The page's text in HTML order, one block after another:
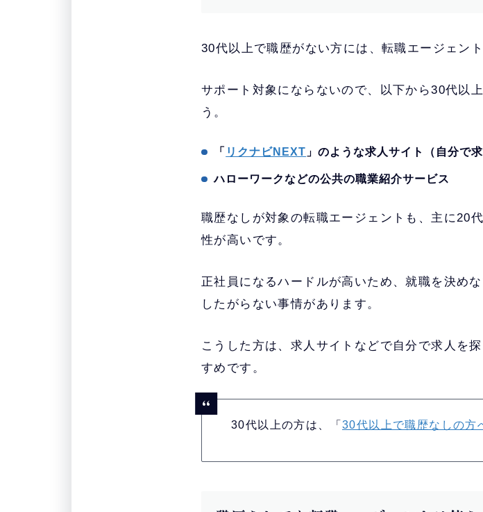
30代以上で職歴がない方には、転職エージェン
サポート対象にならないので、以下から30代以
う。
「 リクナビNEXT 」のような求人サイト（自分で
ハローワークなどの公共の職業紹介サービス
職歴なしが対象の転職エージェントも、主に20
性が高いです。
正社員になるハードルが高いため、就職を決め
したがらない事情があります。
こうした方は、求人サイトなどで自分で求人を
すめです。
30代以上の方は、「 30代以上で職歴なしの方